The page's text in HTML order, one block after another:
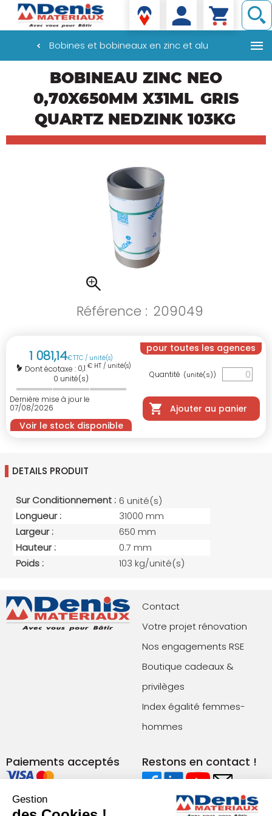
principal
Denis matériaux
Bobines et bobineaux en zinc et alu
BOBINEAU ZINC NEO
0,70X650MM X31ML GRIS
QUARTZ NEDZINK 103KG
Référence : 209049
1 081,14€TTC / unité(s)
Dont écotaxe : 0,1 € HT / unité(s)
0 unité(s)
Dernière mise à jour le
07/08/2026
Voir le stock disponible
pour toutes les agences
Quantité (unité(s))
Ajouter au panier
DETAILS PRODUIT
Sur Conditionnement : 6 unité(s)
Longueur :
31000 mm
Largeur :
650 mm
Hauteur :
0.7 mm
Poids :
103 kg/unité(s)
Contact
Votre projet rénovation
Nos engagements RSE
Boutique cadeaux &
privilèges
Index égalité femmes-
hommes
Paiements acceptés Restons en contact !
Conditions générales de vente (agences)
Gestion